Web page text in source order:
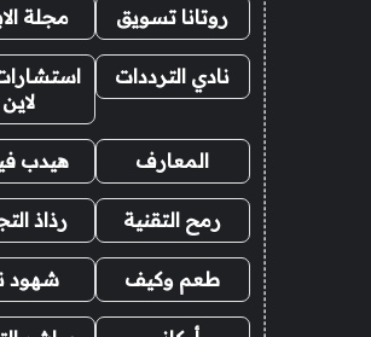
روتانا تسويق مجلة
نادي الترددات
لاين
المعارف هيدب
رمح التقنية رذاذ
طعم وكيف شهود